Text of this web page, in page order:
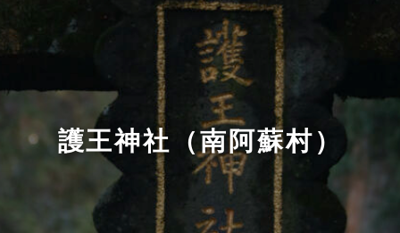
護王神社（南阿蘇村）